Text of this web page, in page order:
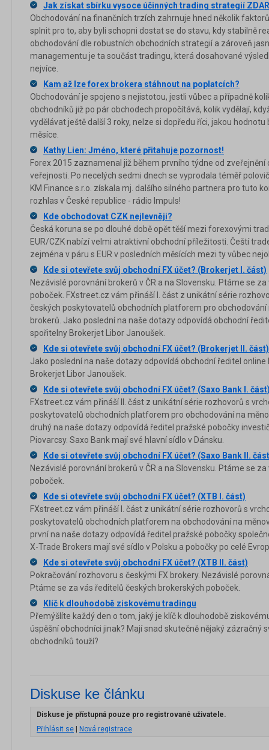
Jak získat sbírku vysoce účinných trading strategií
Obchodování na finančních trzích zahrnuje hned několik
splnit pro to, aby byli schopni dostat se do stavu, kdy stabilně
obchodování dle robustních obchodních strategií a zároveň
managementu je ta součást tradingu, která dosahované
nejvíce.
Kam až lze forex brokera stáhnout na poplatcích?
Obchodování je spojeno s nejistotou, jestli vůbec a případně
obchodníků již po pár obchodech propočítává, kolik vydělají,
vydělávat ještě další 3 roky, nelze si dopředu říci, jakou
měsíce.
Kathy Lien: Jméno, které přitahuje pozornost!
Forex 2015 zaznamenal již během prvního týdne od
veřejnosti. Po necelých sedmi dnech se vyprodala téměř
KM Finance s.r.o. získala mj. dalšího silného partnera pro tuto
rozhlas v České republice - rádio Impuls!
Kde obchodovat CZK nejlevněji?
Česká koruna se po dlouhé době opět těší mezi forexovými
EUR/CZK nabízí velmi atraktivní obchodní příležitosti. Čeští
zejména v páru s EUR v posledních měsících mezi ty vůbec
Kde si otevřete svůj obchodní FX účet? (Brokerjet I. část)
Nezávislé porovnání brokerů v ČR a na Slovensku. Ptáme se
poboček. FXstreet.cz vám přináší I. část z unikátní série
českých poskytovatelů obchodních platforem pro obchodování
brokerů. Jako poslední na naše dotazy odpovídá obchodní
spořitelny Brokerjet Libor Janoušek.
Kde si otevřete svůj obchodní FX účet? (Brokerjet II. část)
Jako poslední na naše dotazy odpovídá obchodní ředitel
Brokerjet Libor Janoušek.
Kde si otevřete svůj obchodní FX účet? (Saxo Bank I.
FXstreet.cz vám přináší II. část z unikátní série rozhovorů s
poskytovatelů obchodních platforem pro obchodování na
druhý na naše dotazy odpovídá ředitel pražské pobočky
Piovarcsy. Saxo Bank mají své hlavní sídlo v Dánsku.
Kde si otevřete svůj obchodní FX účet? (Saxo Bank II.
Nezávislé porovnání brokerů v ČR a na Slovensku. Ptáme se
poboček.
Kde si otevřete svůj obchodní FX účet? (XTB I. část)
FXstreet.cz vám přináší I. část z unikátní série rozhovorů s
poskytovatelů obchodních platforem na obchodování na
první na naše dotazy odpovídá ředitel pražské pobočky
X-Trade Brokers mají své sídlo v Polsku a pobočky po celé
Kde si otevřete svůj obchodní FX účet? (XTB II. část)
Pokračování rozhovoru s českými FX brokery. Nezávislé
Ptáme se za vás ředitelů českých brokerských poboček.
Klíč k dlouhodobě ziskovému tradingu
Přemýšlíte každý den o tom, jaký je klíč k dlouhodobě
úspěšní obchodníci jinak? Mají snad skutečně nějaký zázračný
obchodníků touží?
Diskuse ke článku
Diskuse je přístupná pouze pro registrované uživatele.
Přihlásit se
Nová registrace